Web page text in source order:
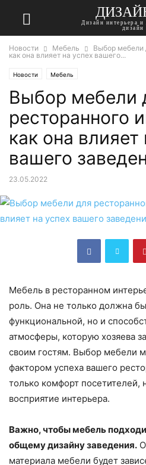
Дизайн интерьера
дизайн
Новости Мебель
Выбор мебели
как она влияет на успех вашего...
Новости Мебель
Выбор мебели
ресторанного
как она влияет
вашего
23.05.2022
Мебель в ресторанном
роль. Она не только должна
функциональной, но и
атмосферы, которую хозяева
своим гостям. Выбор мебели
фактором успеха вашего
только комфорт посетителей,
восприятие интерьера.
Важно, чтобы мебель
общему дизайну заведения.
материала мебели будет